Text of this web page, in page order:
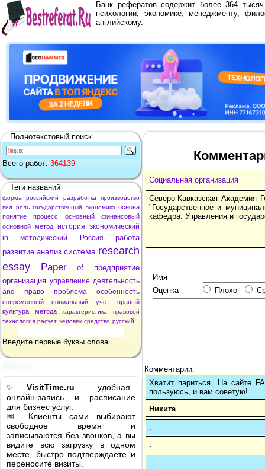
Банк рефератов содержит более 364
психологии, экономике, менеджменту,
английскому.
Полнотекстовый поиск
Всего работ: 364139
Теги названий
форма российский разработка
производство
вид
роль государственный экономика основа
понятие
процесс основный
финансовый
основной метод история экономический
in
методический Россия
работа
развитие анализ система research
essay
Paper of
предприятие
организация управление деятельность
and
право проблема особенность
современный социальный учет
правый
культура
метода характеристика
правовой
технология расчет человек средство русский
Введите первые буквы слова
✨ VisitTime.ru — удобная
онлайн-запись и расписание
для бизнес услуг.
📅 Клиенты сами выбирают
свободное время и
записываются без звонков, а вы
видите всю загрузку в одном
месте, быстро подтверждаете и
переносите визиты.
Социальная организация
Северо-Кавказская Академия
"Государственное и
кафедра: Управления и
Имя
Оценка
Плохо
Комментарии:
Хватит париться. На сайте
пользуюсь, и вам советую!
Никита
.